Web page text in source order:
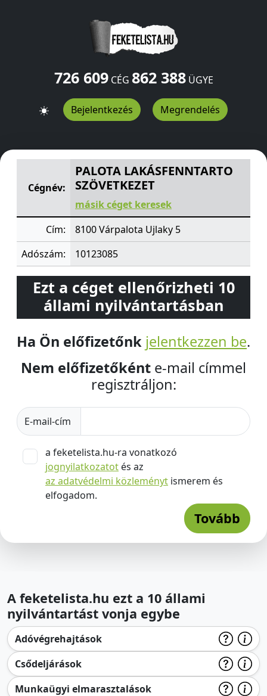
726 609CÉG 862 388ÜGYE
Bejelentkezés Megrendelés
PALOTA LAKÁSFENNTARTO SZÖVETKEZETUjlaky 5
Cégnév:
PALOTA LAKÁSFENNTARTO
SZÖVETKEZET
másik céget keresek
Cím:
8100 Várpalota Ujlaky 5
Adószám:
10123085
Ezt a céget ellenőrizheti 10
állami nyilvántartásban
Ha Ön előfizetőnk jelentkezzen be.
Nem előfizetőként e-mail címmel
regisztráljon:
E-mail-cím
a feketelista.hu-ra vonatkozó
jognyilatkozatot és az
az adatvédelmi közleményt ismerem és
elfogadom.
Tovább
A feketelista.hu ezt a 10 állami
nyilvántartást vonja egybe
Adóvégrehajtások
Csődeljárások
Munkaügyi elmarasztalások